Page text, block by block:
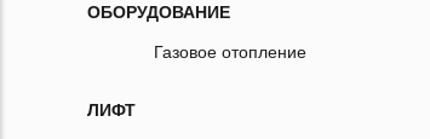
ОБОРУДОВАНИЕ
Газовое отопление
ЛИФТ